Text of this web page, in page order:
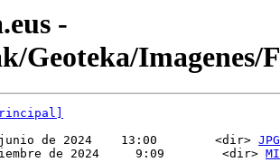
-
Geoteka/Imagenes/
de 2024    13:00        <dir> JPG
de 2024     9:09        <dir>